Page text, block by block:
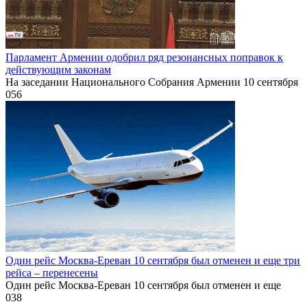
Парламент Армении одобрил ряд резонансных поправок к
действующим законам
На заседании Национального Собрания Армении 10 сентября
056
Один рейс Москва-Ереван 10 сентября был отменен и еще три
рейса – перенесены
Один рейс Москва-Ереван 10 сентября был отменен и еще
038